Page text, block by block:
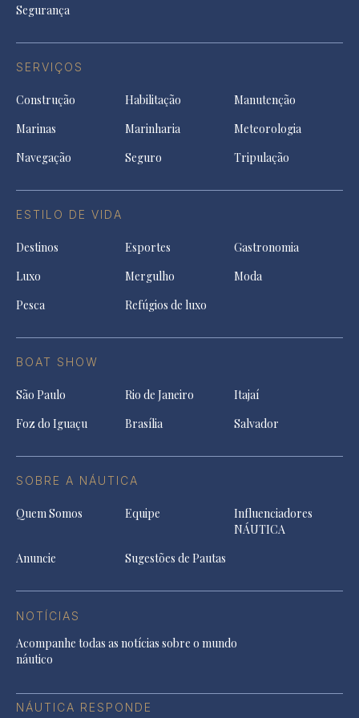
Segurança
SERVIÇOS
Construção Habilitação
Manutenção
Marinas
Marinharia
Meteorologia
Navegação
Seguro Tripulação
ESTILO DE VIDA
Destinos Esportes
Gastronomia
Luxo
Mergulho
Moda
Pesca
Refúgios de luxo
BOAT SHOW
São Paulo Rio de Janeiro
Itajaí
Foz do Iguaçu
Brasília Salvador
SOBRE A NÁUTICA
Quem Somos Equipe
Influenciadores
NÁUTICA
Anuncie
Sugestões de Pautas
NOTÍCIAS
Acompanhe todas as notícias sobre o mundo
náutico
NÁUTICA RESPONDE